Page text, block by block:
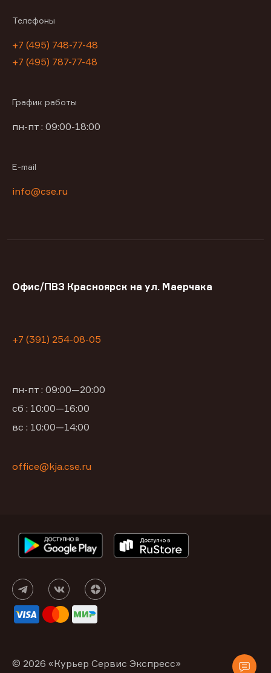
Телефоны
+7 (495) 748-77-48
+7 (495) 787-77-48
График работы
пн-пт : 09:00-18:00
E-mail
info@cse.ru
Офис/ПВЗ Красноярск на ул. Маерчака
+7 (391) 254-08-05
пн-пт : 09:00—20:00
сб : 10:00—16:00
вс : 10:00—14:00
office@kja.cse.ru
© 2026 «Курьер Сервис Экспресс»